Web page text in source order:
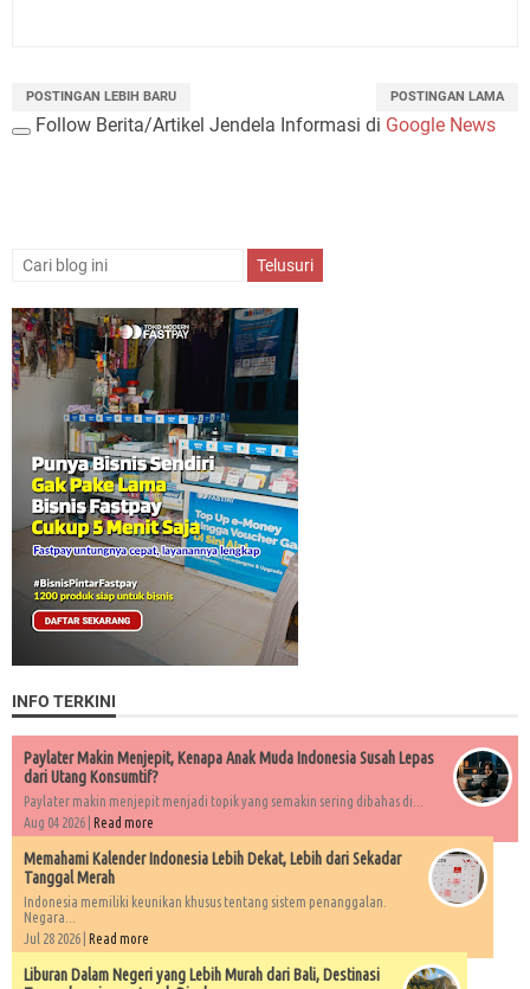
POSTINGAN LEBIH BARU POSTINGAN LAMA
Follow Berita/Artikel Jendela Informasi di Google News
INFO TERKINI
Paylater Makin Menjepit, Kenapa Anak Muda Indonesia Susah Lepas
dari Utang Konsumtif?
Paylater makin menjepit menjadi topik yang semakin sering dibahas di...
Aug 04 2026 | Read more
Memahami Kalender Indonesia Lebih Dekat, Lebih dari Sekadar
Tanggal Merah
Indonesia memiliki keunikan khusus tentang sistem penanggalan.
Negara...
Jul 28 2026 | Read more
Liburan Dalam Negeri yang Lebih Murah dari Bali, Destinasi